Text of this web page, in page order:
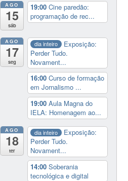
AGO
15
sáb
19:00Cine paredão:
programação de rec...
AGO
17
seg
dia inteiro
Exposição:
Perder Tudo.
Novament...
16:00Curso de formação
em Jornalismo ...
19:00Aula Magna do
IELA: Homenagem ao...
AGO
18
ter
dia inteiro
Exposição:
Perder Tudo.
Novament...
14:00Soberania
tecnológica e digital